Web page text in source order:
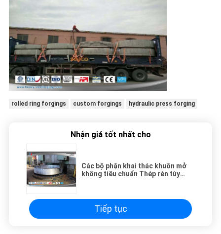
rolled ring forgings custom forgings hydraulic press forging
Nhận giá tốt nhất cho
Các bộ phận khai thác khuôn mở
không tiêu chuẩn Thép rèn tùy
Tiếp tục